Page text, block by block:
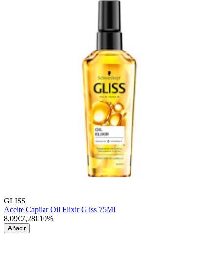
GLISS
Aceite Capilar Oil Elixir Gliss 75Ml
8,09€7,28€10%
Añadir